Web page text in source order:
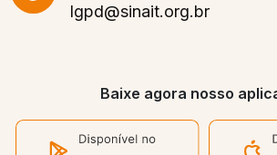
lgpd@sinait.org.br
Baixe agora nosso